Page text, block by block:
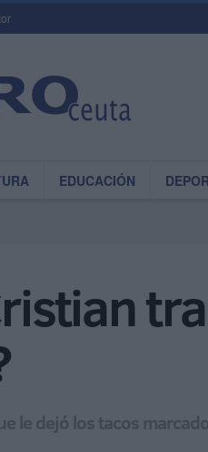
EDUCACIÓN
le dejó los tacos